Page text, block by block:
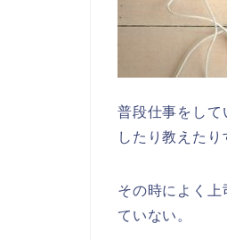
普段仕事をして
したり教えたり
その時によく
ていない。